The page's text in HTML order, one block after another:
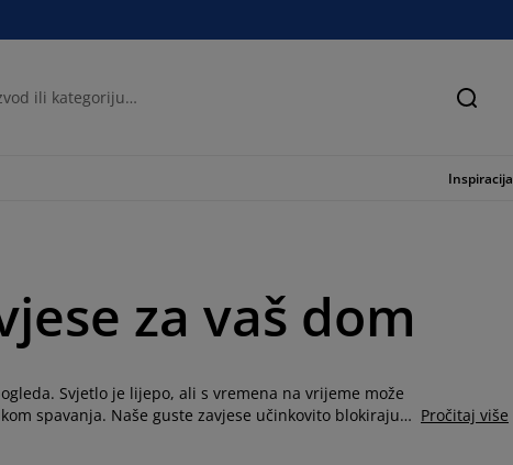
Traži
Inspiracija
za vaš dom
Svjetlo je lijepo, ali s vremena na vrijeme može
spavanja. Naše guste zavjese učinkovito blokiraju
Pročitaj više